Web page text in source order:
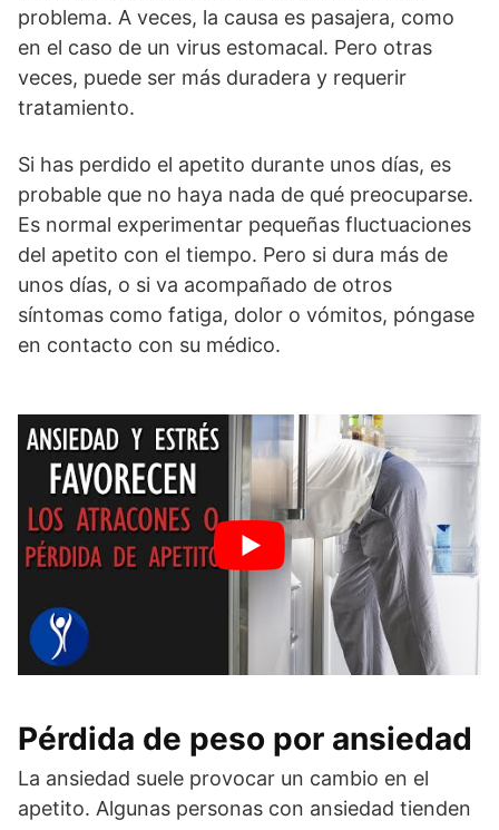
problema. A veces, la causa es pasajera, como
en el caso de un virus estomacal. Pero otras
veces, puede ser más duradera y requerir
tratamiento.
Si has perdido el apetito durante unos días, es
probable que no haya nada de qué preocuparse.
Es normal experimentar pequeñas fluctuaciones
del apetito con el tiempo. Pero si dura más de
unos días, o si va acompañado de otros
síntomas como fatiga, dolor o vómitos, póngase
en contacto con su médico.
Pérdida de peso por ansiedad
La ansiedad suele provocar un cambio en el
apetito. Algunas personas con ansiedad tienden